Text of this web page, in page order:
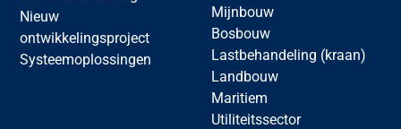
Nieuw
ontwikkelingsproject
Systeemoplossingen
Mijnbouw
Bosbouw
Lastbehandeling (kraan)
Landbouw
Maritiem
Utiliteitssector